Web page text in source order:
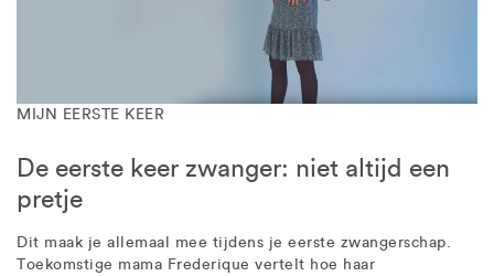
MIJN EERSTE KEER
De eerste keer zwanger: niet altijd een
pretje
Dit maak je allemaal mee tijdens je eerste zwangerschap.
Toekomstige mama Frederique vertelt hoe haar